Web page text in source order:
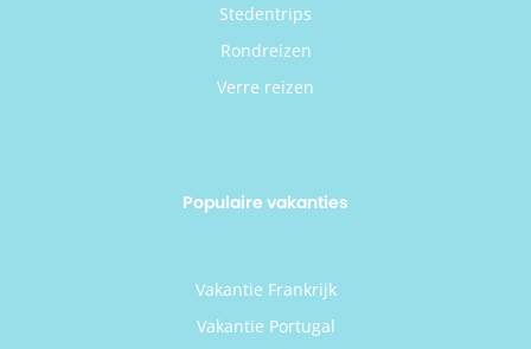
Stedentrips
Rondreizen
Verre reizen
Populaire vakanties
Vakantie Frankrijk
Vakantie Portugal